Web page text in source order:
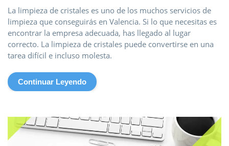
La limpieza de cristales es uno de los muchos servicios de
limpieza que conseguirás en Valencia. Si lo que necesitas es
encontrar la empresa adecuada, has llegado al lugar
correcto. La limpieza de cristales puede convertirse en una
tarea difícil e incluso molesta.
Continuar Leyendo